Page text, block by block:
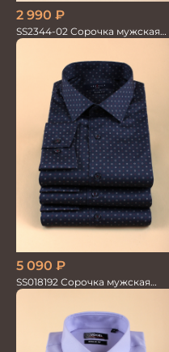
2 990 ₽
SS2344-02 Сорочка мужская
кор.рукав бамбук
5 090 ₽
SS018192 Сорочка мужская
GROSTYLE PRIME